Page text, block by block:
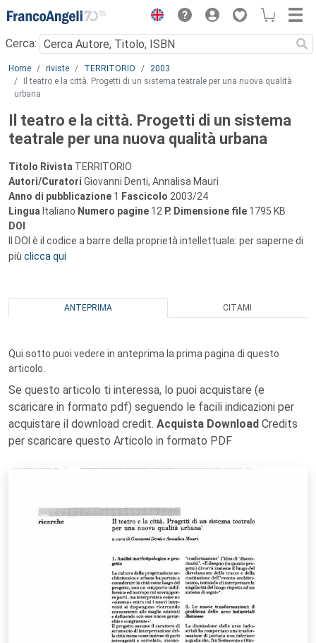
Menu
Cerca:
Main content
Home riviste TERRITORIO
2003
Il teatro e la città. Progetti di un sistema teatrale per una nuova qualità
urbana
Il teatro e la città. Progetti di un sistema
teatrale per una nuova qualità urbana
Titolo Rivista TERRITORIO
Autori/Curatori Giovanni Denti, Annalisa Mauri
Anno di pubblicazione 1 Fascicolo 2003/24
Lingua Italiano Numero pagine 12 P. Dimensione file 1795 KB
DOI
Il DOI è il codice a barre della proprietà intellettuale: per saperne di
più clicca qui
ANTEPRIMA CITAMI
Qui sotto puoi vedere in anteprima la prima pagina di questo
articolo.
Se questo articolo ti interessa, lo puoi acquistare (e
scaricare in formato pdf) seguendo le facili indicazioni per
acquistare il download credit. Acquista Download Credits
per scaricare questo Articolo in formato PDF